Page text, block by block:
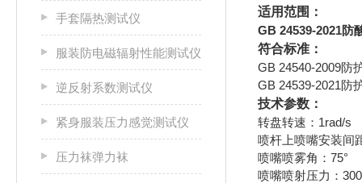
手套隔热测试仪
服装防电磁辐射性能测试仪
逆反射系数测试仪
紧身服装压力感觉测试仪
压力袜弹力袜
适用范围：
GB 24539-2021防
符合标准：
GB 24540-2009防
GB 24539-2021防
技术参数：
转盘转速：1rad/s
喷杆上喷嘴安装间
喷嘴喷雾角：75°
喷嘴喷射压力：